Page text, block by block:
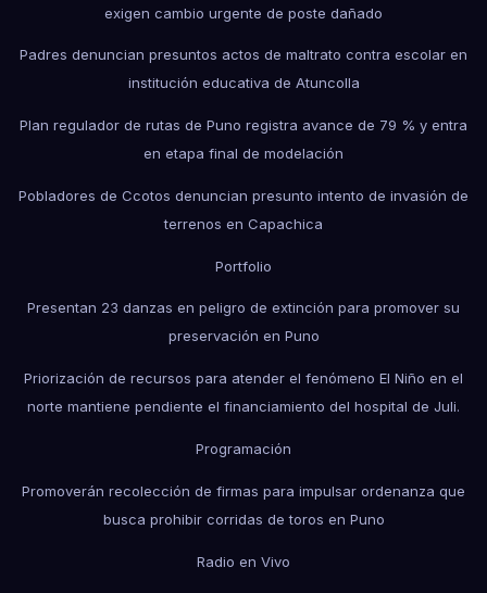
exigen cambio urgente de poste dañado
Padres denuncian presuntos actos de maltrato contra escolar en
institución educativa de Atuncolla
Plan regulador de rutas de Puno registra avance de 79 % y entra
en etapa final de modelación
Pobladores de Ccotos denuncian presunto intento de invasión de
terrenos en Capachica
Portfolio
Presentan 23 danzas en peligro de extinción para promover su
preservación en Puno
Priorización de recursos para atender el fenómeno El Niño en el
norte mantiene pendiente el financiamiento del hospital de Juli.
Programación
Promoverán recolección de firmas para impulsar ordenanza que
busca prohibir corridas de toros en Puno
Radio en Vivo